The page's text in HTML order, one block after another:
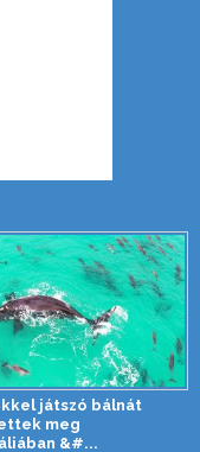
játszó bálnát
meg
&#...